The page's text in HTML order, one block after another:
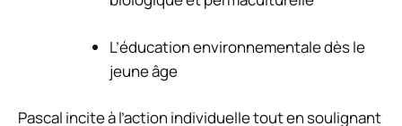
L’éducation environnementale dès le
jeune âge
Pascal incite à l’action individuelle tout en soulignant